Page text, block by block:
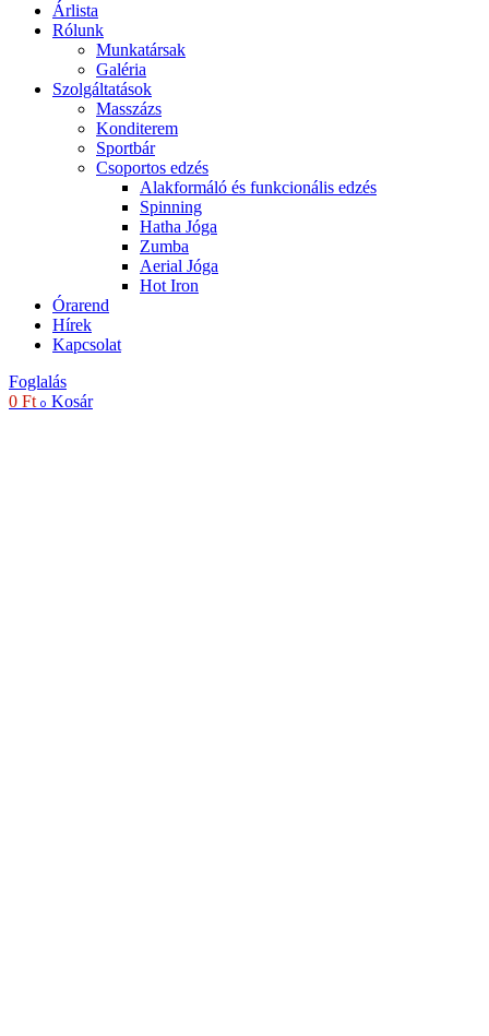
Árlista
Rólunk
Munkatársak
Galéria
Szolgáltatások
Masszázs
Konditerem
Sportbár
Csoportos edzés
Alakformáló és funkcionális edzés
Spinning
Hatha Jóga
Zumba
Aerial Jóga
Hot Iron
Órarend
Hírek
Kapcsolat
Foglalás
0 Ft 0 Kosár